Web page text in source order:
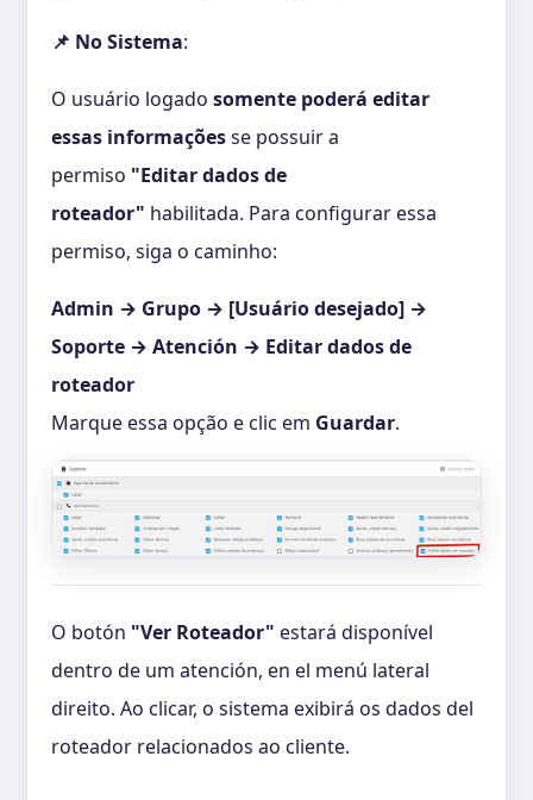
📌 No Sistema:
O usuário logado somente poderá editar
essas informaçõesse possuir a
permiso "Editar dados de
roteador" habilitada. Para configurar essa
permiso, siga o caminho:
Admin → Grupo → [Usuário desejado] →
Soporte → Atención → Editar dados de
roteador
Marque essa opção e clic em Guardar.
O botón "Ver Roteador" estará disponível
dentro de um atención, en el menú lateral
direito. Ao clicar, o sistema exibirá os dados del
roteador relacionados ao cliente.